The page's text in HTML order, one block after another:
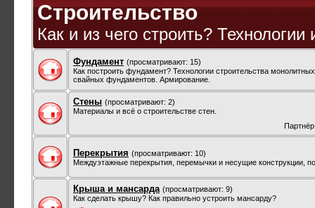
Строительство
Как и из чего строить?
Фундамент (просматривают: 15)
Как построить фундамент? Технологии строительства
свайных фундаментов. Армирование.
Стены (просматривают: 2)
Материалы и всё о строительстве стен.
Перекрытия (просматривают: 10)
Междуэтажные перекрытия, перемычки и несущие конструкции,
Крыша и мансарда (просматривают: 9)
Как сделать крышу? Как правильно устроить мансарду?